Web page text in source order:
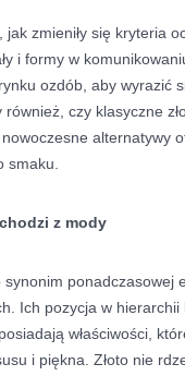
zmieniły się kryteria
i formy w
ozdób, aby wyrazić
czy klasyczne
alternatywy
smaku.
z mody
ponadczasowej
Ich pozycja w
właściwości,
i piękna. Złoto nie